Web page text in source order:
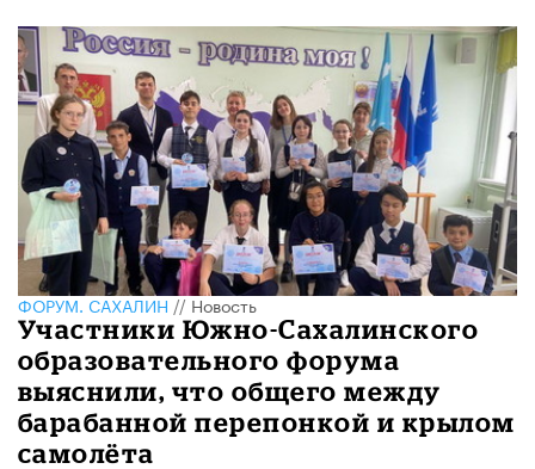
ФОРУМ. САХАЛИН//Новость
Участники Южно-Сахалинского
образовательного форума
выяснили, что общего между
барабанной перепонкой и крылом
самолёта